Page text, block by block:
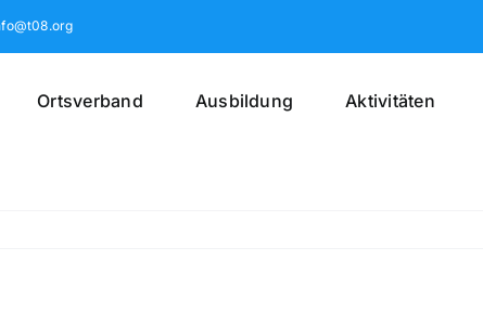
Ortsverband Ausbildung Aktivitäten